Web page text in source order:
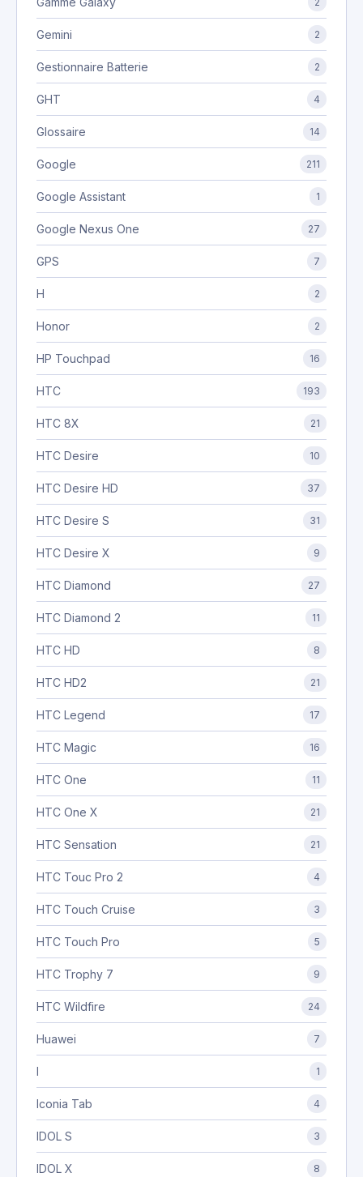
Gemini 2
Gestionnaire Batterie 2
GHT 4
Glossaire 14
Google 211
Google Assistant 1
Google Nexus One 27
GPS 7
H 2
Honor 2
HP Touchpad 16
HTC 193
HTC 8X 21
HTC Desire 10
HTC Desire HD 37
HTC Desire S 31
HTC Desire X 9
HTC Diamond 27
HTC Diamond 2 11
HTC HD 8
HTC HD2 21
HTC Legend 17
HTC Magic 16
HTC One 11
HTC One X 21
HTC Sensation 21
HTC Touc Pro 2 4
HTC Touch Cruise 3
HTC Touch Pro 5
HTC Trophy 7 9
HTC Wildfire 24
Huawei 7
I 1
Iconia Tab 4
IDOL S 3
IDOL X 8